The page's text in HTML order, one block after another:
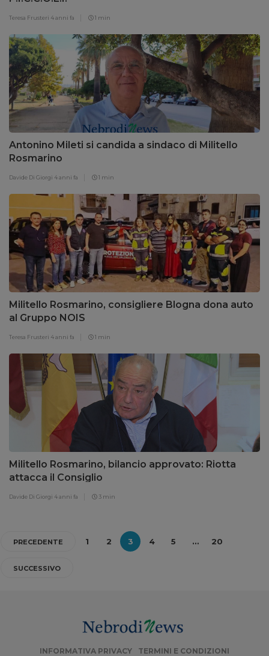
Teresa Frusteri 4 anni fa 1 min
Antonino Mileti si candida a sindaco di Militello
Rosmarino
Davide Di Giorgi 4 anni fa 1 min
Militello Rosmarino, consigliere Blogna dona auto
al Gruppo NOIS
Teresa Frusteri 4 anni fa 1 min
Militello Rosmarino, bilancio approvato: Riotta
attacca il Consiglio
Davide Di Giorgi 4 anni fa 3 min
PRECEDENTE 1 2 3 4 5 … 20
SUCCESSIVO
INFORMATIVA PRIVACY TERMINI E CONDIZIONI